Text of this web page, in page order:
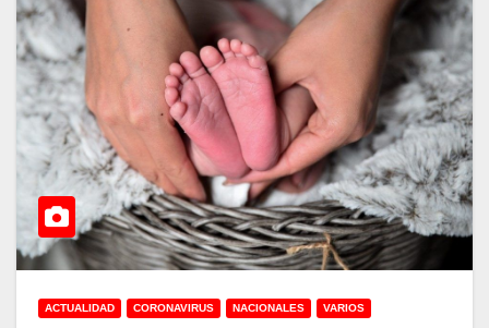
ACTUALIDAD CORONAVIRUS NACIONALES VARIOS